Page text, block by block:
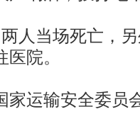
当场死亡，另
院。
运输安全委员